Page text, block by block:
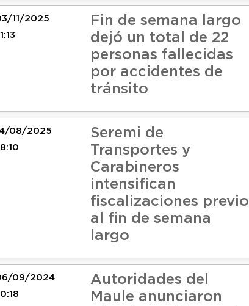
11/2025
Fin de semana largo
dejó un total de 22
personas fallecidas
por accidentes de
tránsito
08/2025
Seremi de
Transportes y
Carabineros
intensifican
fiscalizaciones previo
al fin de semana
largo
09/2024
Autoridades del
Maule anunciaron